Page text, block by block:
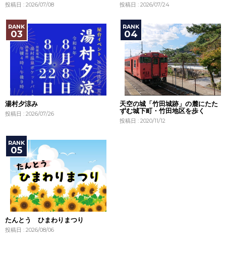
投稿日 : 2026/07/08 投稿日 : 2026/07/24
湯村夕涼み
投稿日 : 2026/07/26
天空の城「竹田城跡」の麓にたた
ずむ城下町・竹田地区を歩く
投稿日 : 2020/11/12
たんとう ひまわりまつり
投稿日 : 2026/08/06